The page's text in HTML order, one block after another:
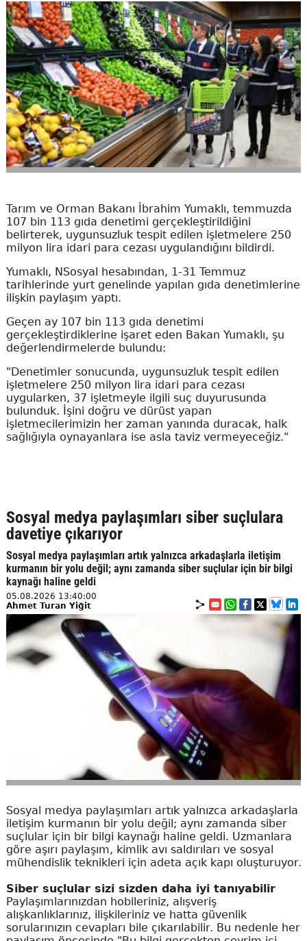
Tarım ve Orman Bakanı İbrahim Yumaklı, temmuzda
107 bin 113 gıda denetimi gerçekleştirildiğini
belirterek, uygunsuzluk tespit edilen işletmelere 250
milyon lira idari para cezası uygulandığını bildirdi.
Yumaklı, NSosyal hesabından, 1-31 Temmuz
tarihlerinde yurt genelinde yapılan gıda denetimlerine
ilişkin paylaşım yaptı.
Geçen ay 107 bin 113 gıda denetimi
gerçekleştirdiklerine işaret eden Bakan Yumaklı, şu
değerlendirmelerde bulundu:
"Denetimler sonucunda, uygunsuzluk tespit edilen
işletmelere 250 milyon lira idari para cezası
uygularken, 37 işletmeyle ilgili suç duyurusunda
bulunduk. İşini doğru ve dürüst yapan
işletmecilerimizin her zaman yanında duracak, halk
sağlığıyla oynayanlara ise asla taviz vermeyeceğiz."
Sosyal medya paylaşımları siber suçlulara
davetiye çıkarıyor
Sosyal medya paylaşımları artık yalnızca arkadaşlarla iletişim
kurmanın bir yolu değil; aynı zamanda siber suçlular için bir bilgi
kaynağı haline geldi
05.08.2026 13:40:00
Ahmet Turan Yiğit
Sosyal medya paylaşımları artık yalnızca arkadaşlarla
iletişim kurmanın bir yolu değil; aynı zamanda siber
suçlular için bir bilgi kaynağı haline geldi. Uzmanlara
göre aşırı paylaşım, kimlik avı saldırıları ve sosyal
mühendislik teknikleri için adeta açık kapı oluşturuyor.
Siber suçlular sizi sizden daha iyi tanıyabilir
Paylaşımlarınızdan hobileriniz, alışveriş
alışkanlıklarınız, ilişkileriniz ve hatta güvenlik
sorularınızın cevapları bile çıkarılabilir. Bu nedenle her